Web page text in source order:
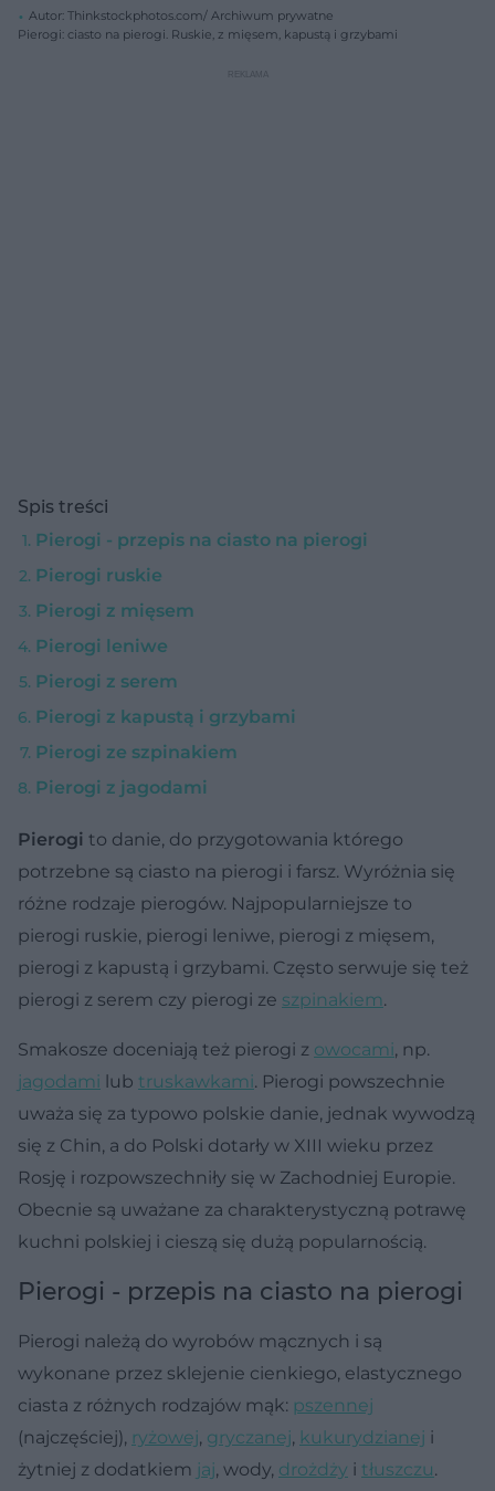
Autor: Thinkstockphotos.com/ Archiwum prywatne
Pierogi: ciasto na pierogi. Ruskie, z mięsem, kapustą i grzybami
Spis treści
Pierogi - przepis na ciasto na pierogi
Pierogi ruskie
Pierogi z mięsem
Pierogi leniwe
Pierogi z serem
Pierogi z kapustą i grzybami
Pierogi ze szpinakiem
Pierogi z jagodami
Pierogi to danie, do przygotowania którego
potrzebne są ciasto na pierogi i farsz. Wyróżnia się
różne rodzaje pierogów. Najpopularniejsze to
pierogi ruskie, pierogi leniwe, pierogi z mięsem,
pierogi z kapustą i grzybami. Często serwuje się też
pierogi z serem czy pierogi ze szpinakiem.
Smakosze doceniają też pierogi z owocami, np.
jagodami lub truskawkami. Pierogi powszechnie
uważa się za typowo polskie danie, jednak wywodzą
się z Chin, a do Polski dotarły w XIII wieku przez
Rosję i rozpowszechniły się w Zachodniej Europie.
Obecnie są uważane za charakterystyczną potrawę
kuchni polskiej i cieszą się dużą popularnością.
Pierogi - przepis na ciasto na pierogi
Pierogi należą do wyrobów mącznych i są
wykonane przez sklejenie cienkiego, elastycznego
ciasta z różnych rodzajów mąk: pszennej
(najczęściej), ryżowej, gryczanej, kukurydzianej i
żytniej z dodatkiem jaj, wody, drożdży i tłuszczu.